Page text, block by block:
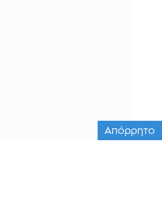
Απόρρητο